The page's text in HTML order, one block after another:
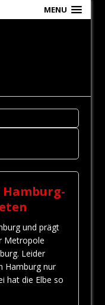
MENU
und prägt
Metropole
Leider
Hamburg nur
hat die Elbe so